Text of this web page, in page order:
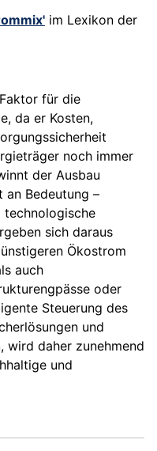
im Lexikon der
für die
da er Kosten,
noch immer
der Ausbau
an Bedeutung –
technologische
sich daraus
Ökostrom
auch
oder
Steuerung des
und
wird daher zunehmend
und